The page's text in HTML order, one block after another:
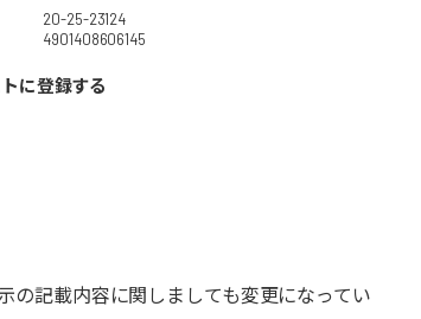
20-25-23124
4901408606145
に登録する
記載内容に関しましても変更になってい